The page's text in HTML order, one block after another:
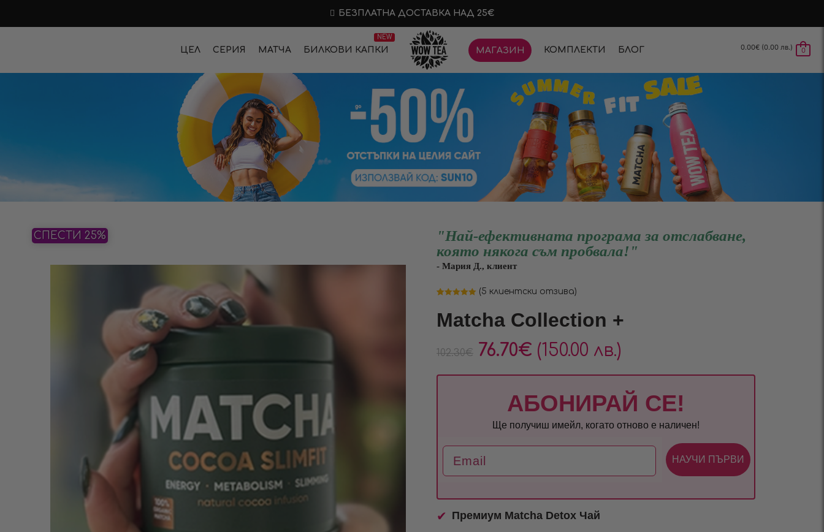
БЕЗПЛАТНА ДОСТАВКА НАД 25€
ЦЕЛ СЕРИЯ МАТЧА
NEW
БИЛКОВИ КАПКИ МАГАЗИН КОМПЛЕКТИ БЛОГ 0.00€ (0.00 лв.) 0
СПЕСТИ 25%
"Най-ефективната програма за отслабване,
която някога съм пробвала!"
- Мария Д., клиент
базирано на
потребителски
(5 клиентски отзива)
Matcha Collection +
102.30€ 76.70€ (150.00 лв.)
АБОНИРАЙ СЕ!
Ще получиш имейл, когато отново е наличен!
Email
НАУЧИ ПЪРВИ
Премиум Matcha Detox Чай